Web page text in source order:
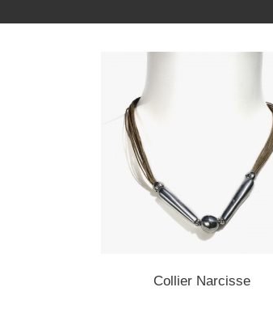
Collier Narcisse